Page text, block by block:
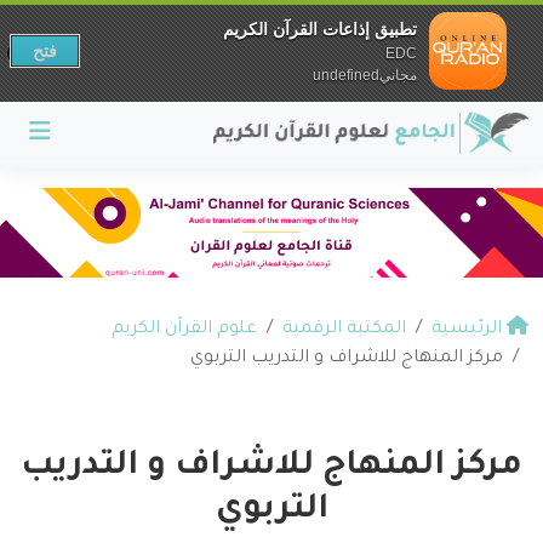
الرئيسية المكتبة الرقمية
علوم القرآن الكريم
مركز المنهاج للاشراف و التدريب التربوي
مركز المنهاج للاشراف و التدريب
التربوي
تطبيق إذاعات القرآن الكريم
EDC
مجانيundefined
فتح